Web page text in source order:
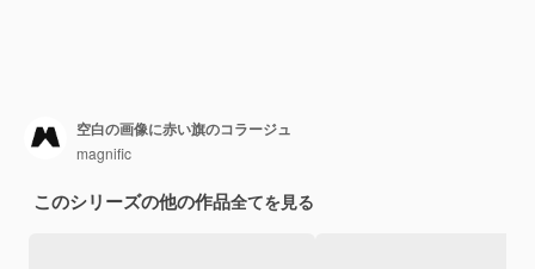
空白の画像に赤い旗のコラージュ
magnific
このシリーズの他の作品全てを見る